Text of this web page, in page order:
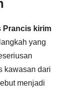
Prancis kirim
yang
kawasan dari
menjadi